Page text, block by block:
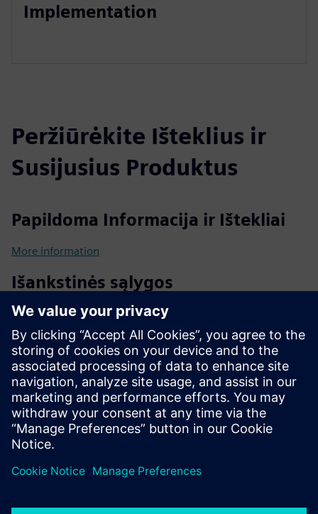
Implementation
Peržiūrėkite Išteklius ir
Susijusius Produktus
Papildoma Informacija ir Ištekliai
More information
Išankstinės sąlygos
Functional OT & IT Network Infrastructure
Siemens Industrial Edge Device Ownership or Purchase
Intention
Designated IT & OT Collaboration Teams
Clearly Defined IoT Strategy and Objectives
Documentation of Existing System & Network
Architectures